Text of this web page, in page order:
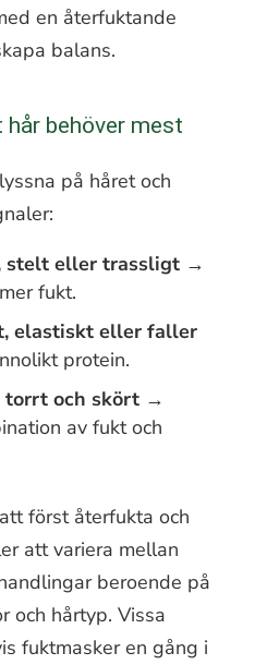
en återfuktande
balans.
behöver mest
på håret och
stelt eller trassligt→
fukt.
elastiskt eller faller
protein.
torrt och skört→
av fukt och
först återfukta och
att variera mellan
beroende på
och hårtyp. Vissa
fuktmasker en gång i